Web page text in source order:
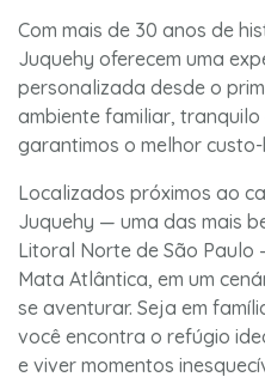
Com mais de 30 anos de
Juquehy oferecem uma
personalizada desde o
ambiente familiar,
garantimos o melhor
Localizados próximos ao
Juquehy — uma das mais
Litoral Norte de São Paulo
Mata Atlântica, em um
se aventurar. Seja em
você encontra o refúgio
e viver momentos